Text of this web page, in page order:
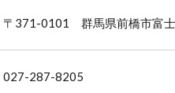
〒371-0101 群馬県前橋市富士
027-287-8205